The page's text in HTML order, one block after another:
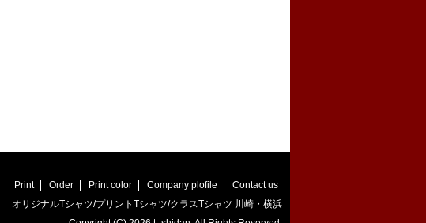
Print Order Print color Company plofile
Contact us
オリジナルTシャツ/プリントTシャツ/クラスTシャツ 川崎・横浜